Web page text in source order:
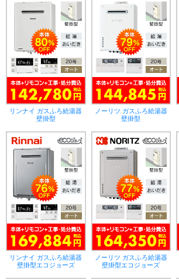
リンナイ ガスふろ給湯器
壁掛型
ノーリツ ガスふろ給湯器
壁掛型
リンナイ ガスふろ給湯器
壁掛型エコジョーズ
ノーリツ ガスふろ給湯器
壁掛型エコジョーズ